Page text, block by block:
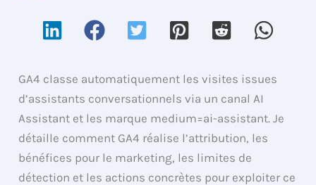
GA4 classe automatiquement les visites issues
d’assistants conversationnels via un canal AI
Assistant et les marque medium=ai-assistant. Je
détaille comment GA4 réalise l’attribution, les
bénéfices pour le marketing, les limites de
détection et les actions concrètes pour exploiter ce